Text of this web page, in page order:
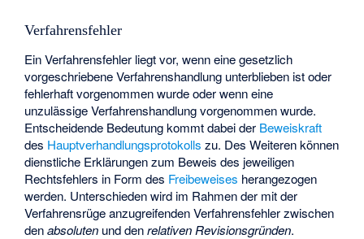
Verfahrensfehler
Ein Verfahrensfehler liegt vor, wenn eine gesetzlich
vorgeschriebene Verfahrenshandlung unterblieben ist oder
fehlerhaft vorgenommen wurde oder wenn eine
unzulässige Verfahrenshandlung vorgenommen wurde.
Entscheidende Bedeutung kommt dabei der Beweiskraft
des Hauptverhandlungsprotokolls zu. Des Weiteren können
dienstliche Erklärungen zum Beweis des jeweiligen
Rechtsfehlers in Form des Freibeweises herangezogen
werden. Unterschieden wird im Rahmen der mit der
Verfahrensrüge anzugreifenden Verfahrensfehler zwischen
denabsoluten und denrelativen Revisionsgründen.